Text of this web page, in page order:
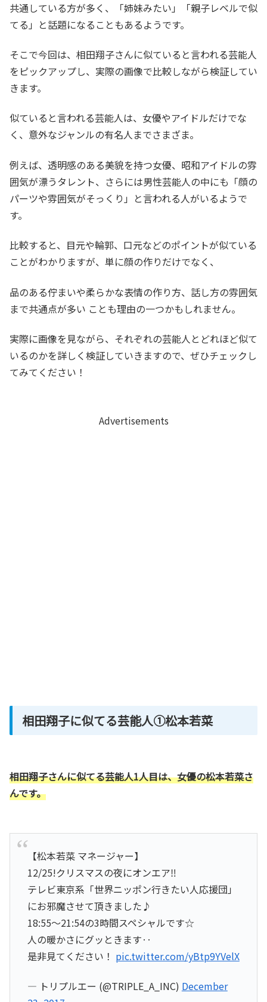
共通している方が多く、「姉妹みたい」「親子レベルで似
てる」と話題になることもあるようです。
そこで今回は、相田翔子さんに似ていると言われる芸能人
をピックアップし、実際の画像で比較しながら検証してい
きます。
似ていると言われる芸能人は、女優やアイドルだけでな
く、意外なジャンルの有名人までさまざま。
例えば、透明感のある美貌を持つ女優、昭和アイドルの雰
囲気が漂うタレント、さらには男性芸能人の中にも「顔の
パーツや雰囲気がそっくり」と言われる人がいるようで
す。
比較すると、目元や輪郭、口元などのポイントが似ている
ことがわかりますが、単に顔の作りだけでなく、
品のある佇まいや柔らかな表情の作り方、話し方の雰囲気
まで共通点が多い ことも理由の一つかもしれません。
実際に画像を見ながら、それぞれの芸能人とどれほど似て
いるのかを詳しく検証していきますので、ぜひチェックし
てみてください！
Advertisements
相田翔子に似てる芸能人①松本若菜
相田翔子さんに似てる芸能人1人目は、女優の松本若菜さ
んです。
【松本若菜 マネージャー】
12/25!クリスマスの夜にオンエア‼︎
テレビ東京系「世界ニッポン行きたい人応援団」
にお邪魔させて頂きました♪
18:55〜21:54の3時間スペシャルです☆
人の暖かさにグッときます‥
是非見てください！ pic.twitter.com/yBtp9YVelX
— トリプルエー (@TRIPLE_A_INC) December